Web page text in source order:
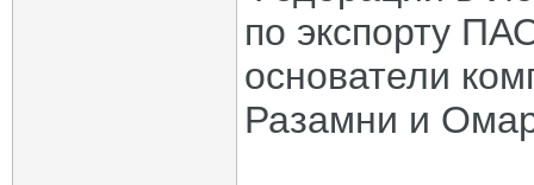
по экспорту
основатели
Разамни и